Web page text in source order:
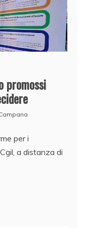
promossi
per i
a distanza di